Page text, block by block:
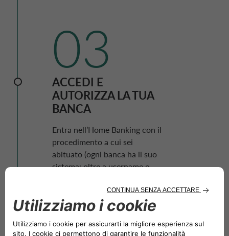
03
ACCEDI E
AUTORIZZA LA TUA
BANCA
Entra nell’Home Banking con il
procedimento a cui sei
abituato (ogni banca ha il suo
sistema: oltre ausernamee
confermare l’accesso con il tuo
smartphoneo con un codice
autorizza la tua Banca a far